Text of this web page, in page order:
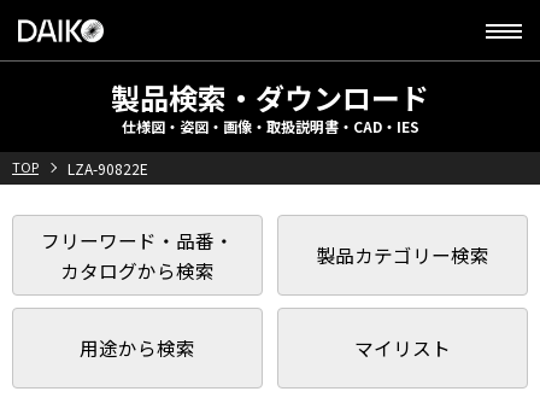
製品検索・ダウンロード
仕様図・姿図・画像・取扱説明書・CAD・IES
TOP LZA-90822E
フリーワード・品番・
カタログから検索
製品カテゴリー検索
用途から検索 マイリスト